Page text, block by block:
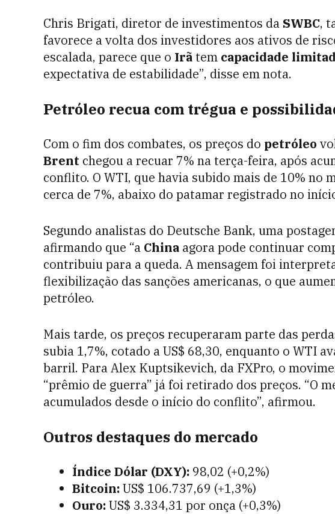
Chris Brigati, diretor de investimentos da SWBC,
favorece a volta dos investidores aos ativos de
escalada, parece que o Irã tem capacidade
expectativa de estabilidade”, disse em nota.
Petróleo recua com trégua e
Com o fim dos combates, os preços do petróleo
Brent chegou a recuar 7% na terça-feira, após
conflito. O WTI, que havia subido mais de 10% no
cerca de 7%, abaixo do patamar registrado no
Segundo analistas do Deutsche Bank, uma
afirmando que “a China agora pode continuar
contribuiu para a queda. A mensagem foi
flexibilização das sanções americanas, o que
petróleo.
Mais tarde, os preços recuperaram parte das
subia 1,7%, cotado a US$ 68,30, enquanto o WTI
barril. Para Alex Kuptsikevich, da FXPro, o
“prêmio de guerra” já foi retirado dos preços. “O
acumulados desde o início do conflito”, afirmou.
Outros destaques do mercado
Índice Dólar (DXY): 98,02 (+0,2%)
Bitcoin:US$ 106.737,69 (+1,3%)
Ouro:US$ 3.334,31 por onça (+0,3%)